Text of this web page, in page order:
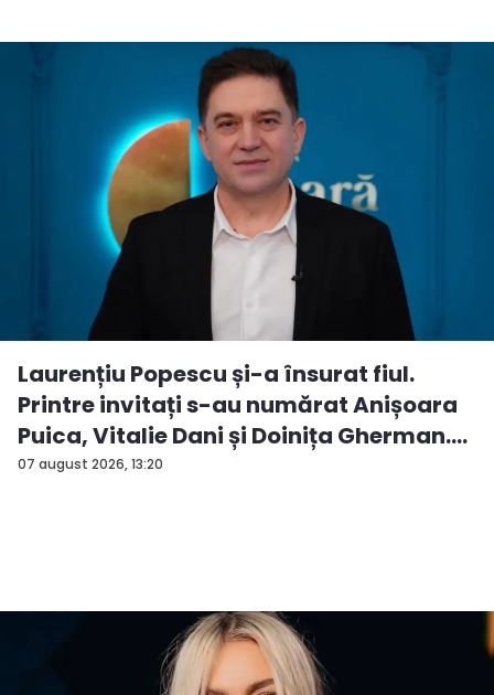
07 august 2026, 13:20
Laurențiu Popescu și-a însurat fiul.
Printre invitați s-au numărat Anișoara
Puica, Vitalie Dani și Doinița Gherman.
P...